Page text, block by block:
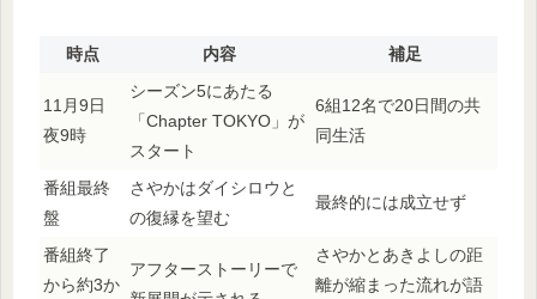
時点 内容 補足
11月9日
夜9時
シーズン5にあたる
「Chapter TOKYO」が
スタート
6組12名で20日間の共
同生活
番組最終
盤
さやかはダイシロウと
の復縁を望む
最終的には成立せず
番組終了
から約3か
アフターストーリーで
さやかとあきよしの距
離が縮まった流れが語